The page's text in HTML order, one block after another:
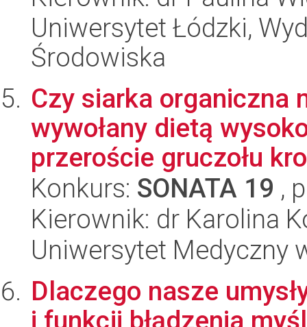
Uniwersytet Łódzki,
Środowiska
Czy siarka organiczna
wywołany dietą
przeroście gruczołu
Konkurs: SONATA 19 ,
Kierownik: dr Karolina
Uniwersytet Medyczny
Dlaczego nasze
i funkcji błądzenia